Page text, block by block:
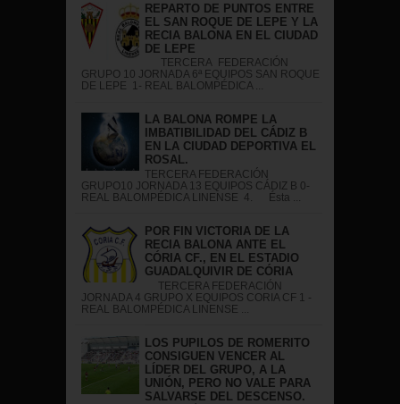
REPARTO DE PUNTOS ENTRE
EL SAN ROQUE DE LEPE Y LA
RECIA BALONA EN EL CIUDAD
DE LEPE
TERCERA FEDERACIÓN
GRUPO 10 JORNADA 6ª EQUIPOS SAN ROQUE
DE LEPE 1- REAL BALOMPÉDICA ...
LA BALONA ROMPE LA
IMBATIBILIDAD DEL CÁDIZ B
EN LA CIUDAD DEPORTIVA EL
ROSAL.
TERCERA FEDERACIÓN
GRUPO10 JORNADA 13 EQUIPOS CÁDIZ B 0-
REAL BALOMPÉDICA LINENSE 4. Ésta ...
POR FIN VICTORIA DE LA
RECIA BALONA ANTE EL
CÓRIA CF., EN EL ESTADIO
GUADALQUIVIR DE CÓRIA
TERCERA FEDERACIÓN
JORNADA 4 GRUPO X EQUIPOS CORIA CF 1 -
REAL BALOMPÉDICA LINENSE ...
LOS PUPILOS DE ROMERITO
CONSIGUEN VENCER AL
LÍDER DEL GRUPO, A LA
UNIÓN, PERO NO VALE PARA
SALVARSE DEL DESCENSO.